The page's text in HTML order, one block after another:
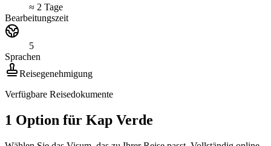
≈ 2 Tage
Bearbeitungszeit
5
Sprachen
Reisegenehmigung
Verfügbare Reisedokumente
1 Option für Kap Verde